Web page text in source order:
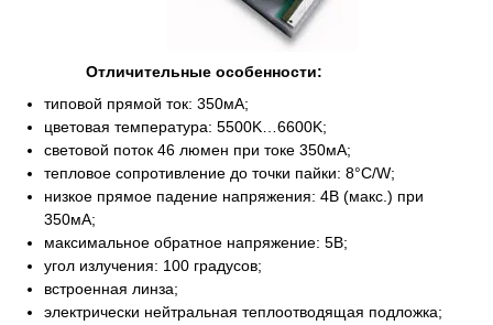
Отличительные особенности:
типовой прямой ток: 350мА;
цветовая температура: 5500K…6600K;
световой поток 46 люмен при токе 350мА;
тепловое сопротивление до точки пайки: 8°C/W;
низкое прямое падение напряжения: 4В (макс.) при
350мА;
максимальное обратное напряжение: 5В;
угол излучения: 100 градусов;
встроенная линза;
электрически нейтральная теплоотводящая подложка;